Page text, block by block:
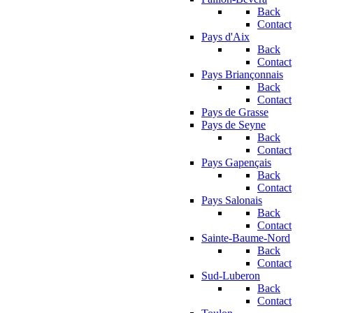
Back
Contact
Pays d'Aix
Back
Contact
Pays Briançonnais
Back
Contact
Pays de Grasse
Pays de Seyne
Back
Contact
Pays Gapençais
Back
Contact
Pays Salonais
Back
Contact
Sainte-Baume-Nord
Back
Contact
Sud-Luberon
Back
Contact